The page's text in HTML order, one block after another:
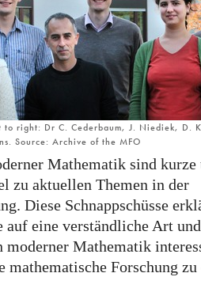
to right: Dr C. Cederbaum, J. Niediek, D.
Source: Archive of the MFO
Mathematik sind
zu aktuellen Themen in der
Diese Schnappschüsse
auf eine verständliche Art
moderner Mathematik
Forschung zu